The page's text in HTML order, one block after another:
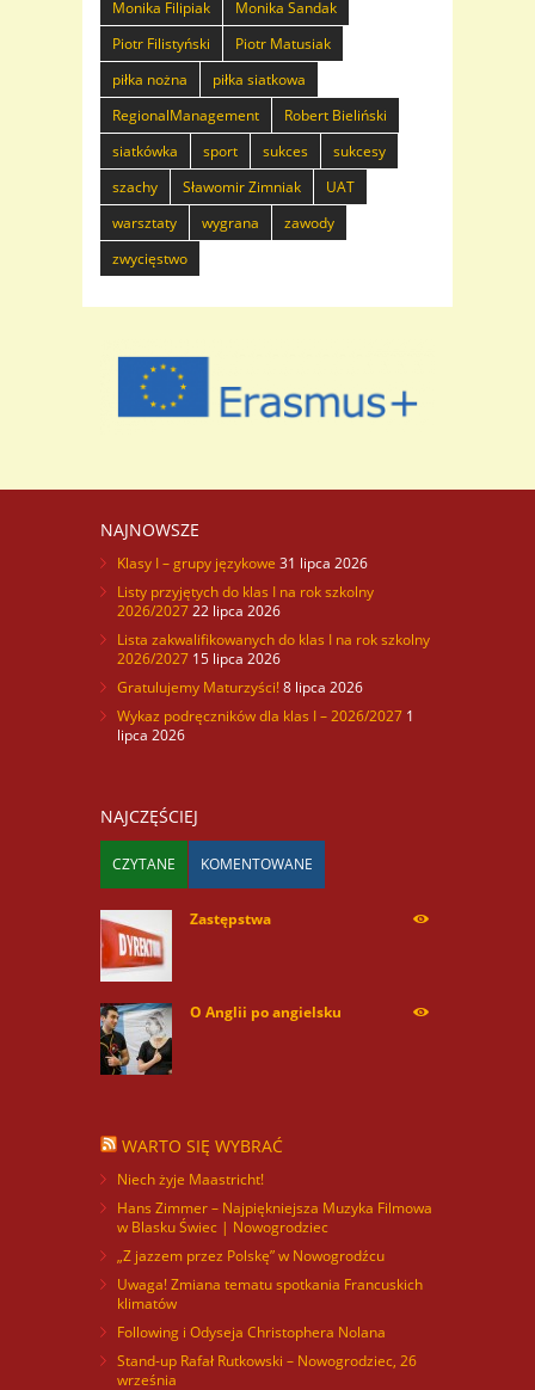
Monika Filipiak
Monika Sandak
Piotr Filistyński
Piotr Matusiak
piłka nożna
piłka siatkowa
RegionalManagement
Robert Bieliński
siatkówka
sport sukces
sukcesy
szachy
Sławomir Zimniak
UAT
warsztaty
wygrana
zawody
zwycięstwo
NAJNOWSZE
Klasy I – grupy językowe 31 lipca 2026
Listy przyjętych do klas I na rok szkolny
2026/202722 lipca 2026
Lista zakwalifikowanych do klas I na rok szkolny
2026/2027 15 lipca 2026
Gratulujemy Maturzyści!8 lipca 2026
Wykaz podręczników dla klas I – 2026/2027 1
lipca 2026
NAJCZĘŚCIEJ
CZYTANE KOMENTOWANE
Zastępstwa
O Anglii po angielsku
WARTO SIĘ WYBRAĆ
Niech żyje Maastricht!
Hans Zimmer – Najpiękniejsza Muzyka Filmowa
w Blasku Świec | Nowogrodziec
„Z jazzem przez Polskę” w Nowogrodźcu
Uwaga! Zmiana tematu spotkania Francuskich
klimatów
Following i Odyseja Christophera Nolana
Stand-up Rafał Rutkowski – Nowogrodziec, 26
września